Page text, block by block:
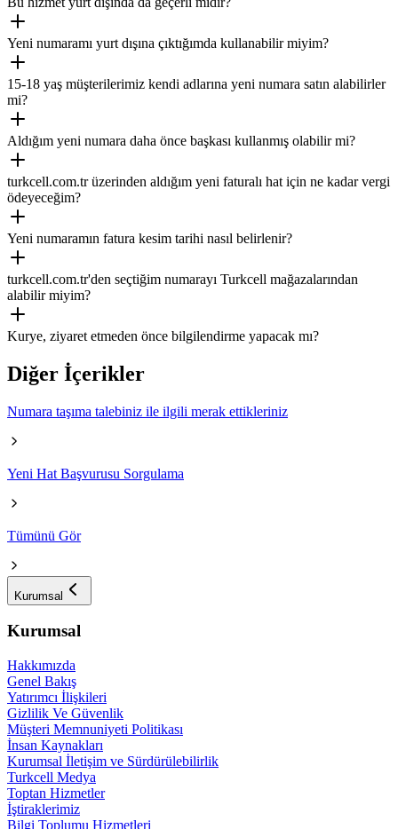
Yeni numaramı yurt dışına çıktığımda kullanabilir miyim?
15-18 yaş müşterilerimiz kendi adlarına yeni numara satın alabilirler
mi?
Aldığım yeni numara daha önce başkası kullanmış olabilir mi?
turkcell.com.tr üzerinden aldığım yeni faturalı hat için ne kadar vergi
ödeyeceğim?
Yeni numaramın fatura kesim tarihi nasıl belirlenir?
turkcell.com.tr'den seçtiğim numarayı Turkcell mağazalarından
alabilir miyim?
Kurye, ziyaret etmeden önce bilgilendirme yapacak mı?
Diğer İçerikler
Numara taşıma talebiniz ile ilgili merak ettikleriniz
Yeni Hat Başvurusu Sorgulama
Tümünü Gör
Kurumsal
Kurumsal
Hakkımızda
Genel Bakış
Yatırımcı İlişkileri
Gizlilik Ve Güvenlik
Müşteri Memnuniyeti Politikası
İnsan Kaynakları
Kurumsal İletişim ve Sürdürülebilirlik
Turkcell Medya
Toptan Hizmetler
İştiraklerimiz
Bilgi Toplumu Hizmetleri